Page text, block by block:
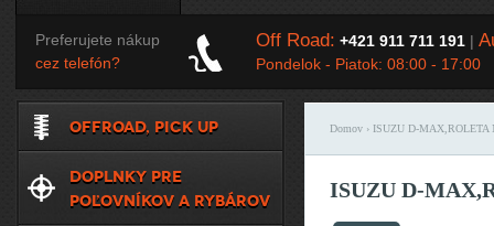
Tuning
Preferujete nákup
cez telefón?
Off Road: +421 911 711 191|
Pondelok - Piatok: 08:00 - 17:00
Domov› ISUZU D-MAX,ROLETA
ISUZU D-
OFFROAD, PICK UP
DOPLNKY PRE
POĽOVNÍKOV A RYBÁROV